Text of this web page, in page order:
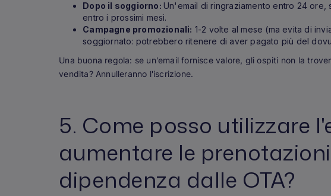
Dopo il soggiorno: Un'email di ringraziamento entro 24
entro i prossimi mesi.
Campagne promozionali: 1-2 volte al mese (ma evita di
soggiornato: potrebbero ritenere di aver pagato più del
Una buona regola: se un'email fornisce valore, gli ospiti non la
vendita? Annulleranno l'iscrizione.
5. Come posso utilizzare
aumentare le
dipendenza dalle OTA?